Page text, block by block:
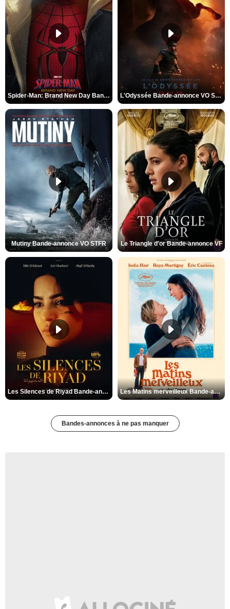
Spider-Man: Brand New Day Bande-annonce VO STFR L'Odyssée Bande-annonce VO STFR
Mutiny Bande-annonce VO STFR Le Triangle d'or Bande-annonce VF
Les Silences de Riyad Bande-annonce VO STFR Les Matins merveilleux Bande-annonce VF
Bandes-annonces à ne pas manquer